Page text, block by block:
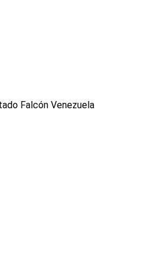
Falcón Venezuela